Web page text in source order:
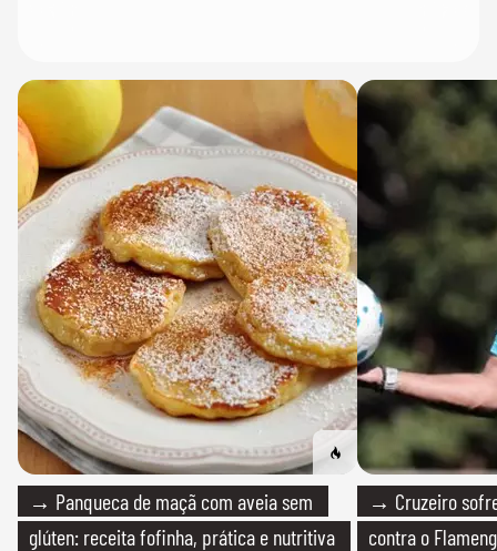
→ Panqueca de maçã com aveia sem
glúten: receita fofinha, prática e nutritiva
→ Cruzeiro
contra o